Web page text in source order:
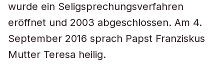
wurde ein Seligsprechungsverfahren
eröffnet und 2003 abgeschlossen. Am 4.
September 2016 sprach Papst Franziskus
Mutter Teresa heilig.